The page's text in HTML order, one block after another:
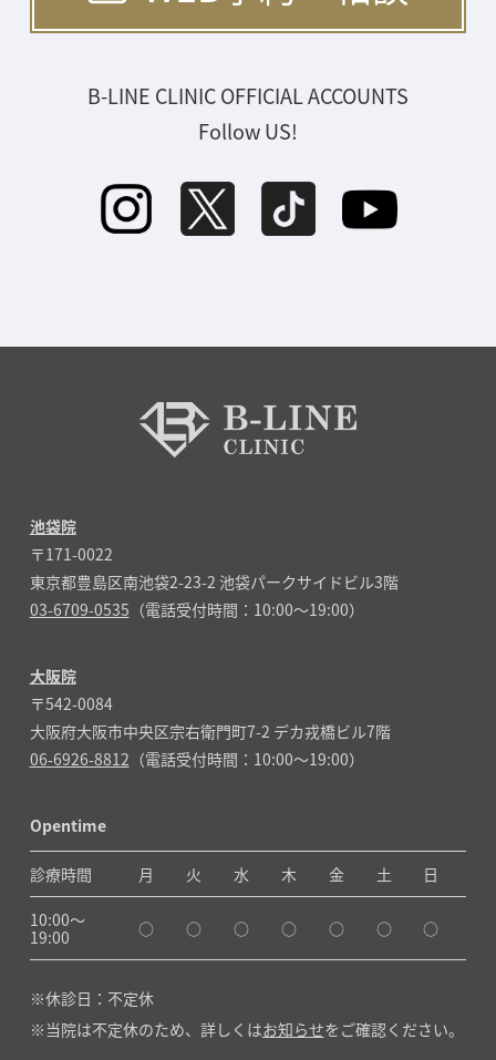
B-LINE CLINIC OFFICIAL ACCOUNTS
Follow US!
池袋院
〒171-0022
東京都豊島区南池袋2-23-2 池袋パークサイドビル3階
03-6709-0535 （電話受付時間：10:00～19:00）
大阪院
〒542-0084
大阪府大阪市中央区宗右衛門町7-2 デカ戎橋ビル7階
06-6926-8812 （電話受付時間：10:00～19:00）
Opentime
診療時間 月 火 水 木 金 土 日
10:00〜
19:00
○ ○ ○ ○ ○ ○ ○
休診日：不定休
当院は不定休のため、詳しくはお知らせをご確認ください。